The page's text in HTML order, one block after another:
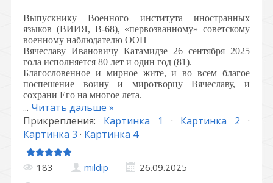
Выпускнику Военного института иностранных
языков (ВИИЯ, В-68), «первозванному» советскому
военному наблюдателю ООН
Вячеславу Ивановичу Катамидзе 26 сентября 2025
гола исполняется 80 лет и один год (81).
Благословенное и мирное жите, и во всем благое
поспешение воину и миротворцу Вячеславу, и
сохрани Его на многое лета.
... Читать дальше »
Прикрепления: Картинка 1 · Картинка 2 ·
Картинка 3 · Картинка 4
183 mildip
26.09.2025